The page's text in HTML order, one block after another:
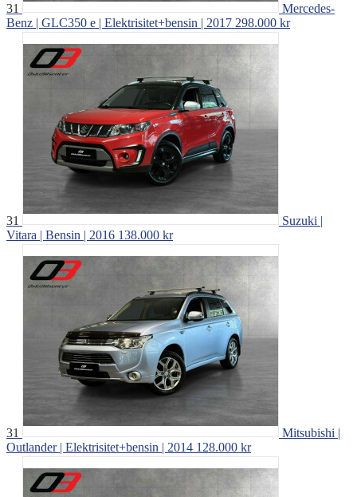
31
Mercedes-
Benz | GLC350 e | Elektrisitet+bensin | 2017 298.000 kr
31
Suzuki |
Vitara | Bensin | 2016 138.000 kr
31
Mitsubishi |
Outlander | Elektrisitet+bensin | 2014 128.000 kr